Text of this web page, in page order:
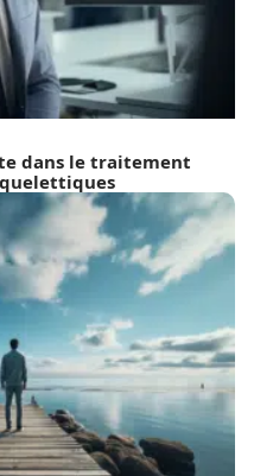
dans le traitement